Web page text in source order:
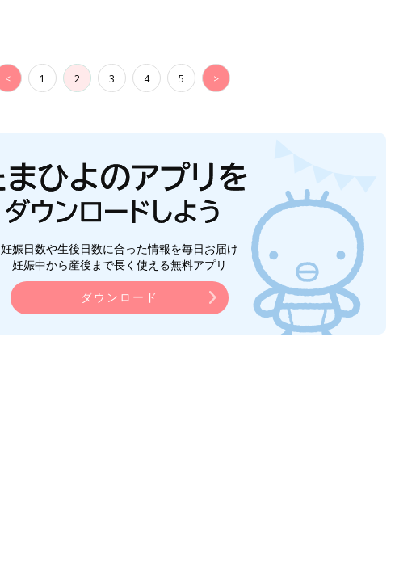
< 1 2 3 4 5 >
妊娠日数や生後日数に合った情報を毎日お届け
妊娠中から産後まで長く使える無料アプリ
ダウンロード